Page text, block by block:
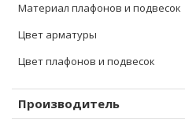
Материал плафонов и подвесок
Цвет арматуры
Цвет плафонов и подвесок
Производитель